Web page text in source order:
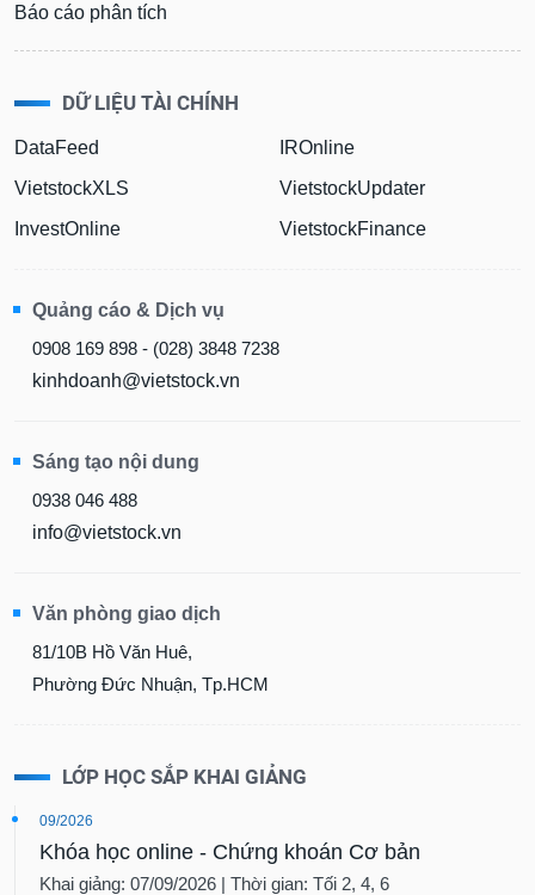
Báo cáo phân tích
DỮ LIỆU TÀI CHÍNH
DataFeed
VietstockXLS
InvestOnline
IROnline
VietstockUpdater
VietstockFinance
Quảng cáo & Dịch vụ
0908 169 898 - (028) 3848 7238
kinhdoanh@vietstock.vn
Sáng tạo nội dung
0938 046 488
info@vietstock.vn
Văn phòng giao dịch
81/10B Hồ Văn Huê,
Phường Đức Nhuận, Tp.HCM
LỚP HỌC SẮP KHAI GIẢNG
09/2026
Khóa học online - Chứng khoán Cơ bản
Khai giảng: 07/09/2026 | Thời gian: Tối 2, 4, 6